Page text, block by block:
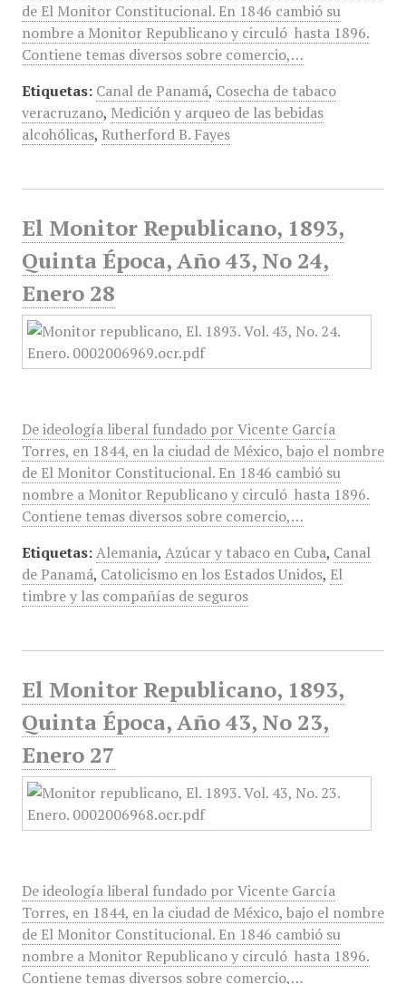
de El Monitor Constitucional. En 1846 cambió su
nombre a Monitor Republicano y circuló hasta 1896.
Contiene temas diversos sobre comercio,…
Etiquetas: Canal de Panamá, Cosecha de tabaco
veracruzano, Medición y arqueo de las bebidas
alcohólicas, Rutherford B. Fayes
El Monitor Republicano, 1893,
Quinta Época, Año 43, No 24,
Enero 28
De ideología liberal fundado por Vicente García
Torres, en 1844, en la ciudad de México, bajo el nombre
de El Monitor Constitucional. En 1846 cambió su
nombre a Monitor Republicano y circuló hasta 1896.
Contiene temas diversos sobre comercio,…
Etiquetas: Alemania, Azúcar y tabaco en Cuba, Canal
de Panamá, Catolicismo en los Estados Unidos, El
timbre y las compañías de seguros
El Monitor Republicano, 1893,
Quinta Época, Año 43, No 23,
Enero 27
De ideología liberal fundado por Vicente García
Torres, en 1844, en la ciudad de México, bajo el nombre
de El Monitor Constitucional. En 1846 cambió su
nombre a Monitor Republicano y circuló hasta 1896.
Contiene temas diversos sobre comercio,…